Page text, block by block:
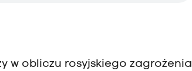
w obliczu rosyjskiego zagrożenia